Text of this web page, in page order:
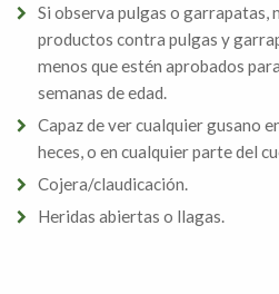
Si observa pulgas o garrapatas,
productos contra pulgas y
menos que estén aprobados
semanas de edad.
Capaz de ver cualquier gusano
heces, o en cualquier parte del
Cojera/claudicación.
Heridas abiertas o llagas.